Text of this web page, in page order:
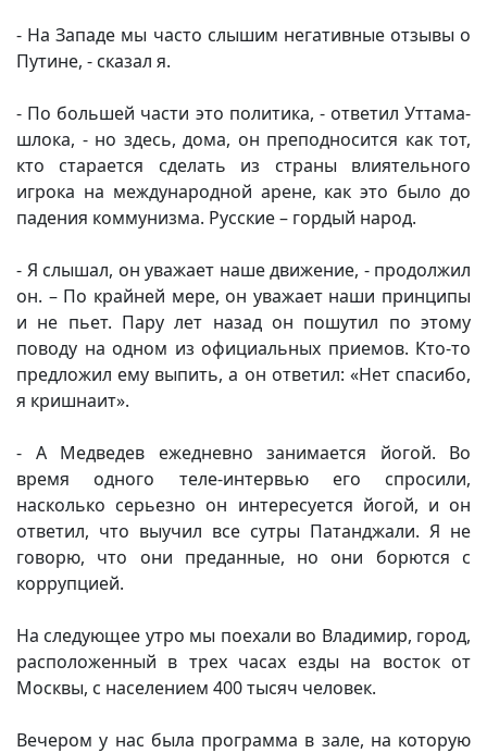
- На Западе мы часто слышим негативные отзывы о
Путине, - сказал я.
- По большей части это политика, - ответил Уттама-
шлока, - но здесь, дома, он преподносится как тот,
кто старается сделать из страны влиятельного
игрока на международной арене, как это было до
падения коммунизма. Русские – гордый народ.
- Я слышал, он уважает наше движение, - продолжил
он. – По крайней мере, он уважает наши принципы
и не пьет. Пару лет назад он пошутил по этому
поводу на одном из официальных приемов. Кто-то
предложил ему выпить, а он ответил: «Нет спасибо,
я кришнаит».
- А Медведев ежедневно занимается йогой. Во
время одного теле-интервью его спросили,
насколько серьезно он интересуется йогой, и он
ответил, что выучил все сутры Патанджали. Я не
говорю, что они преданные, но они борются с
коррупцией.
На следующее утро мы поехали во Владимир, город,
расположенный в трех часах езды на восток от
Москвы, с населением 400 тысяч человек.
Вечером у нас была программа в зале, на которую